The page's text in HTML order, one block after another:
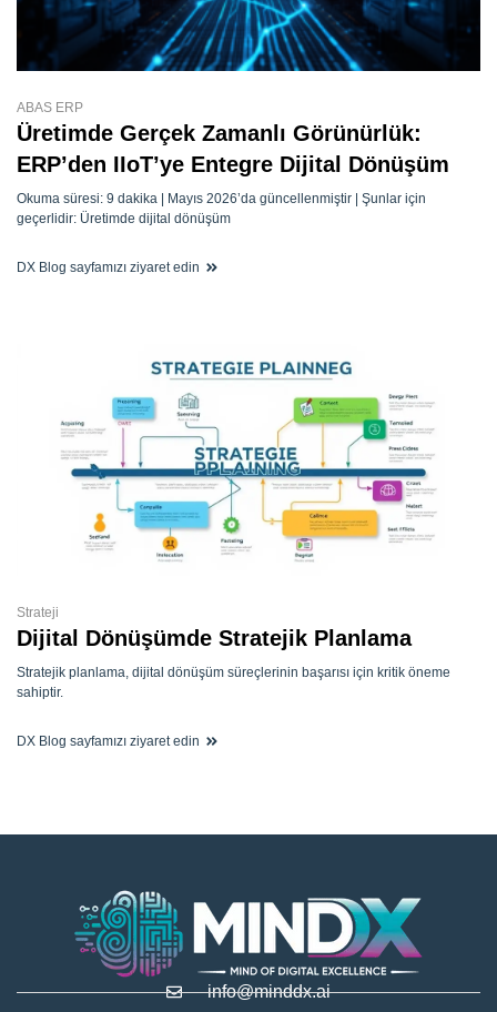
ABAS ERP
Üretimde Gerçek Zamanlı Görünürlük:
ERP’den IIoT’ye Entegre Dijital Dönüşüm
Okuma süresi: 9 dakika | Mayıs 2026’da güncellenmiştir | Şunlar için
geçerlidir: Üretimde dijital dönüşüm
DX Blog sayfamızı ziyaret edin
Strateji
Dijital Dönüşümde Stratejik Planlama
Stratejik planlama, dijital dönüşüm süreçlerinin başarısı için kritik öneme
sahiptir.
DX Blog sayfamızı ziyaret edin
info@minddx.ai